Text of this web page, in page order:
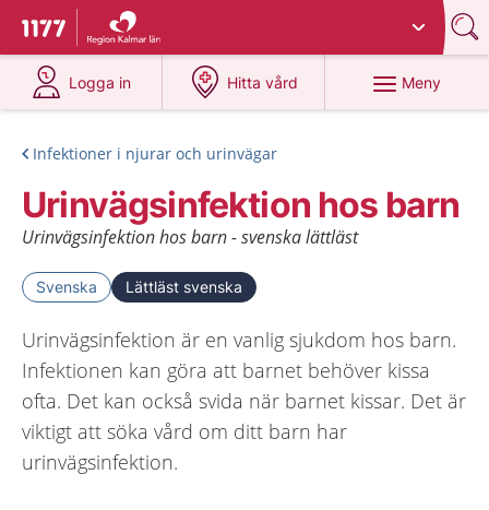
Till startsidan för 1177
Du har valt region
Logga in
på 1177.se
Hitta vård
på 1177.se
Meny
Infektioner i njurar och urinvägar
Urinvägsinfektion hos barn
Urinvägsinfektion hos barn - svenska lättläst
Svenska Lättläst svenska
Urinvägsinfektion är en vanlig sjukdom hos barn.
Infektionen kan göra att barnet behöver kissa
ofta. Det kan också svida när barnet kissar. Det är
viktigt att söka vård om ditt barn har
urinvägsinfektion.